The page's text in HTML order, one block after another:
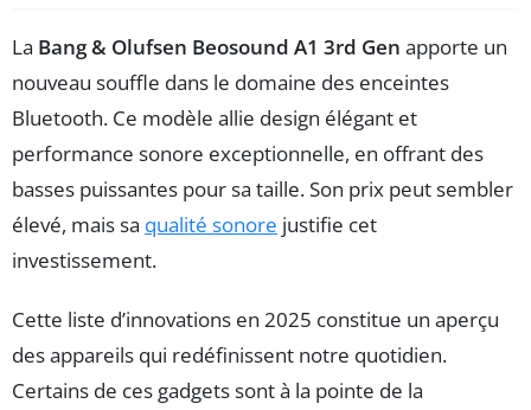
La Bang & Olufsen Beosound A1 3rd Gen apporte un
nouveau souffle dans le domaine des enceintes
Bluetooth. Ce modèle allie design élégant et
performance sonore exceptionnelle, en offrant des
basses puissantes pour sa taille. Son prix peut sembler
élevé, mais sa qualité sonore justifie cet
investissement.
Cette liste d’innovations en 2025 constitue un aperçu
des appareils qui redéfinissent notre quotidien.
Certains de ces gadgets sont à la pointe de la